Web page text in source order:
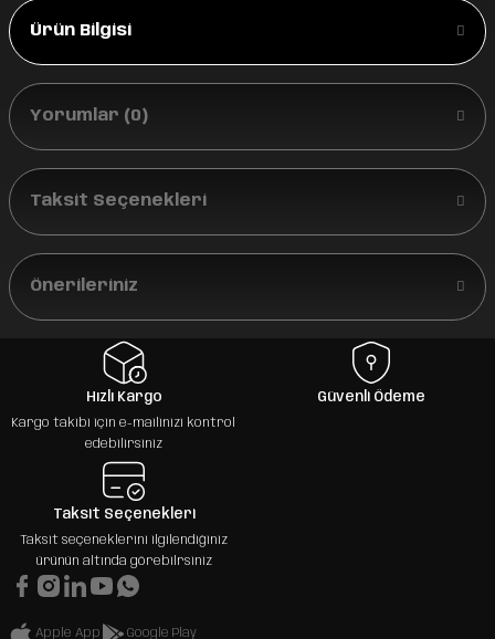
Ürün Bilgisi
Yorumlar (0)
Taksit Seçenekleri
Önerileriniz
Hızlı Kargo
Kargo takibi için e-mailinizi kontrol
edebilirsiniz
Güvenli Ödeme
Taksit Seçenekleri
Taksit seçeneklerini ilgilendiğiniz
ürünün altında görebilrsiniz
Apple App Google Play